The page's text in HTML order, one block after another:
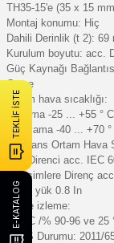
TH35-15'e (35 x 15
Montaj konumu: Hiç
Dahili Derinlik (t 2): 69
Kurulum boyutu: acc.
Güç Kaynağı
Çevre
Ortam hava sıcaklığı:
Çalışma -25 ... +55 ° C
Depolama -40 ... +70
Referans Ortam Hava
Şok Direnci acc. IEC
Titreşimlere Direnç
Hz'de yük 0.8 In
Çevre izleme:
55 ° C /% 90-96 ve
RoHS Durumu: 2011/
TEKLİF İSTE
E-KATALOG